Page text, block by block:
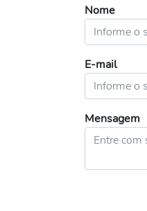
Nome
E-mail
Mensagem